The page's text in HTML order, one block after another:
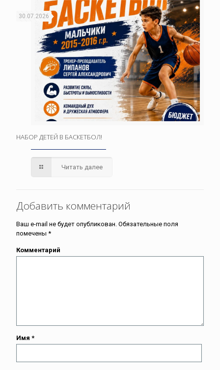
30.07.2026
НАБОР ДЕТЕЙ В БАСКЕТБОЛ!
Читать далее
Добавить комментарий
Ваш e-mail не будет опубликован. Обязательные поля
помечены *
Комментарий
Имя *